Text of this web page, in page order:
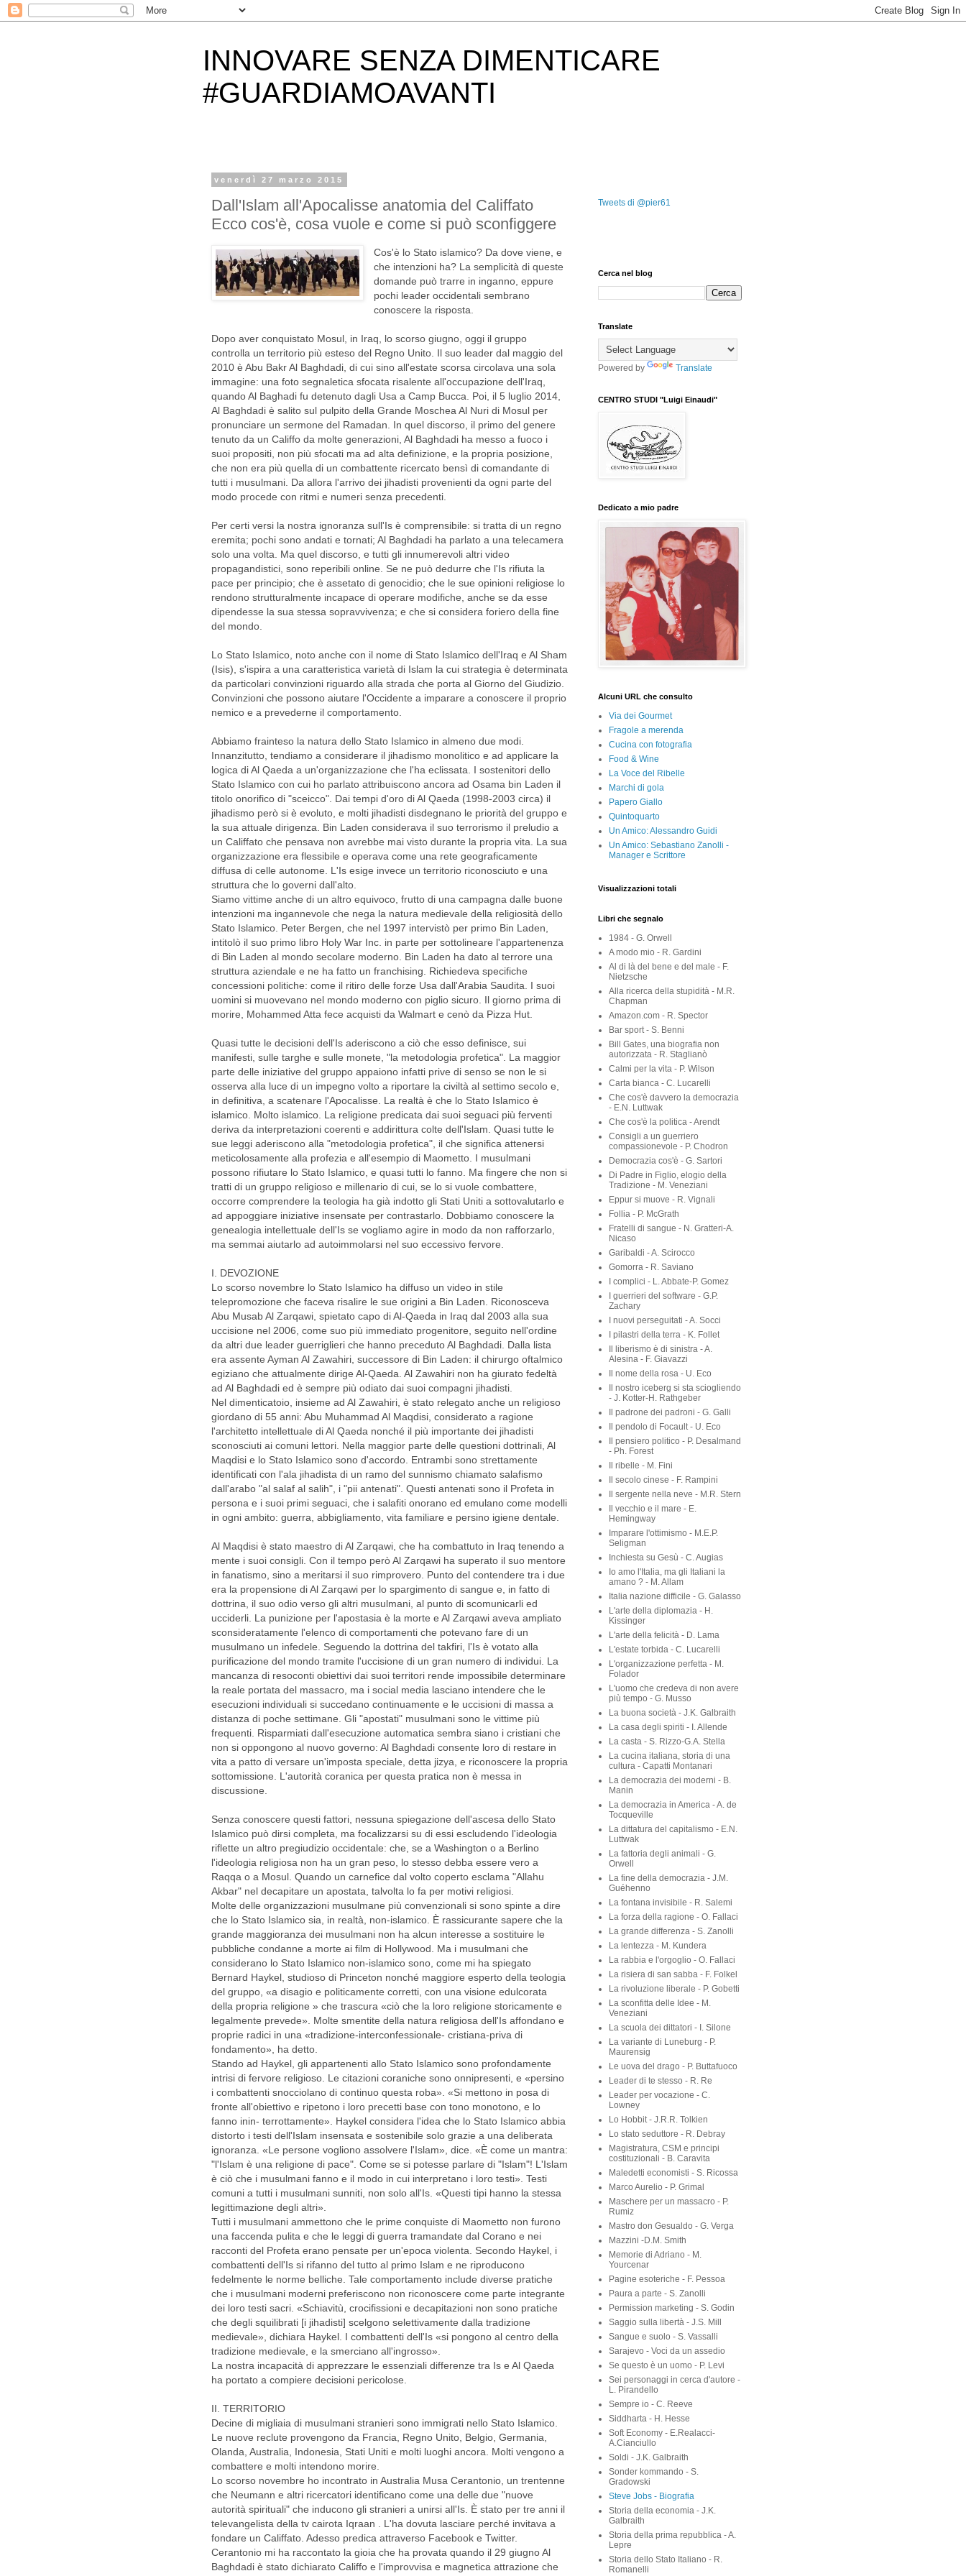
INNOVARE SENZA DIMENTICARE
#GUARDIAMOAVANTI
venerdì 27 marzo 2015
Dall'Islam all'Apocalisse anatomia del Califfato
Ecco cos'è, cosa vuole e come si può sconfiggere
Cos'è lo Stato islamico? Da dove viene, e
che intenzioni ha? La semplicità di queste
domande può trarre in inganno, eppure
pochi leader occidentali sembrano
conoscere la risposta.
Dopo aver conquistato Mosul, in Iraq, lo scorso giugno, oggi il gruppo
controlla un territorio più esteso del Regno Unito. Il suo leader dal maggio del
2010 è Abu Bakr Al Baghdadi, di cui sino all'estate scorsa circolava una sola
immagine: una foto segnaletica sfocata risalente all'occupazione dell'Iraq,
quando Al Baghadi fu detenuto dagli Usa a Camp Bucca. Poi, il 5 luglio 2014,
Al Baghdadi è salito sul pulpito della Grande Moschea Al Nuri di Mosul per
pronunciare un sermone del Ramadan. In quel discorso, il primo del genere
tenuto da un Califfo da molte generazioni, Al Baghdadi ha messo a fuoco i
suoi propositi, non più sfocati ma ad alta definizione, e la propria posizione,
che non era più quella di un combattente ricercato bensì di comandante di
tutti i musulmani. Da allora l'arrivo dei jihadisti provenienti da ogni parte del
modo procede con ritmi e numeri senza precedenti.
Per certi versi la nostra ignoranza sull'Is è comprensibile: si tratta di un regno
eremita; pochi sono andati e tornati; Al Baghdadi ha parlato a una telecamera
solo una volta. Ma quel discorso, e tutti gli innumerevoli altri video
propagandistici, sono reperibili online. Se ne può dedurre che l'Is rifiuta la
pace per principio; che è assetato di genocidio; che le sue opinioni religiose lo
rendono strutturalmente incapace di operare modifiche, anche se da esse
dipendesse la sua stessa sopravvivenza; e che si considera foriero della fine
del mondo.
Lo Stato Islamico, noto anche con il nome di Stato Islamico dell'Iraq e Al Sham
(Isis), s'ispira a una caratteristica varietà di Islam la cui strategia è determinata
da particolari convinzioni riguardo alla strada che porta al Giorno del Giudizio.
Convinzioni che possono aiutare l'Occidente a imparare a conoscere il proprio
nemico e a prevederne il comportamento.
Abbiamo frainteso la natura dello Stato Islamico in almeno due modi.
Innanzitutto, tendiamo a considerare il jihadismo monolitico e ad applicare la
logica di Al Qaeda a un'organizzazione che l'ha eclissata. I sostenitori dello
Stato Islamico con cui ho parlato attribuiscono ancora ad Osama bin Laden il
titolo onorifico di "sceicco". Dai tempi d'oro di Al Qaeda (1998-2003 circa) il
jihadismo però si è evoluto, e molti jihadisti disdegnano le priorità del gruppo e
la sua attuale dirigenza. Bin Laden considerava il suo terrorismo il preludio a
un Califfato che pensava non avrebbe mai visto durante la propria vita. La sua
organizzazione era flessibile e operava come una rete geograficamente
diffusa di celle autonome. L'Is esige invece un territorio riconosciuto e una
struttura che lo governi dall'alto.
Siamo vittime anche di un altro equivoco, frutto di una campagna dalle buone
intenzioni ma ingannevole che nega la natura medievale della religiosità dello
Stato Islamico. Peter Bergen, che nel 1997 intervistò per primo Bin Laden,
intitolò il suo primo libro Holy War Inc. in parte per sottolineare l'appartenenza
di Bin Laden al mondo secolare moderno. Bin Laden ha dato al terrore una
struttura aziendale e ne ha fatto un franchising. Richiedeva specifiche
concessioni politiche: come il ritiro delle forze Usa dall'Arabia Saudita. I suoi
uomini si muovevano nel mondo moderno con piglio sicuro. Il giorno prima di
morire, Mohammed Atta fece acquisti da Walmart e cenò da Pizza Hut.
Quasi tutte le decisioni dell'Is aderiscono a ciò che esso definisce, sui
manifesti, sulle targhe e sulle monete, "la metodologia profetica". La maggior
parte delle iniziative del gruppo appaiono infatti prive di senso se non le si
osserva alla luce di un impegno volto a riportare la civiltà al settimo secolo e,
in definitiva, a scatenare l'Apocalisse. La realtà è che lo Stato Islamico è
islamico. Molto islamico. La religione predicata dai suoi seguaci più ferventi
deriva da interpretazioni coerenti e addirittura colte dell'Islam. Quasi tutte le
sue leggi aderiscono alla "metodologia profetica", il che significa attenersi
meticolosamente alla profezia e all'esempio di Maometto. I musulmani
possono rifiutare lo Stato Islamico, e quasi tutti lo fanno. Ma fingere che non si
tratti di un gruppo religioso e millenario di cui, se lo si vuole combattere,
occorre comprendere la teologia ha già indotto gli Stati Uniti a sottovalutarlo e
ad appoggiare iniziative insensate per contrastarlo. Dobbiamo conoscere la
genealogia intellettuale dell'Is se vogliamo agire in modo da non rafforzarlo,
ma semmai aiutarlo ad autoimmolarsi nel suo eccessivo fervore.
I. DEVOZIONE
Lo scorso novembre lo Stato Islamico ha diffuso un video in stile
telepromozione che faceva risalire le sue origini a Bin Laden. Riconosceva
Abu Musab Al Zarqawi, spietato capo di Al-Qaeda in Iraq dal 2003 alla sua
uccisione nel 2006, come suo più immediato progenitore, seguito nell'ordine
da altri due leader guerriglieri che hanno preceduto Al Baghdadi. Dalla lista
era assente Ayman Al Zawahiri, successore di Bin Laden: il chirurgo oftalmico
egiziano che attualmente dirige Al-Qaeda. Al Zawahiri non ha giurato fedeltà
ad Al Baghdadi ed è sempre più odiato dai suoi compagni jihadisti.
Nel dimenticatoio, insieme ad Al Zawahiri, è stato relegato anche un religioso
giordano di 55 anni: Abu Muhammad Al Maqdisi, considerato a ragione
l'architetto intellettuale di Al Qaeda nonché il più importante dei jihadisti
sconosciuti ai comuni lettori. Nella maggior parte delle questioni dottrinali, Al
Maqdisi e lo Stato Islamico sono d'accordo. Entrambi sono strettamente
identificati con l'ala jihadista di un ramo del sunnismo chiamato salafismo
dall'arabo "al salaf al salih", i "pii antenati". Questi antenati sono il Profeta in
persona e i suoi primi seguaci, che i salafiti onorano ed emulano come modelli
in ogni ambito: guerra, abbigliamento, vita familiare e persino igiene dentale.
Al Maqdisi è stato maestro di Al Zarqawi, che ha combattuto in Iraq tenendo a
mente i suoi consigli. Con il tempo però Al Zarqawi ha superato il suo mentore
in fanatismo, sino a meritarsi il suo rimprovero. Punto del contendere tra i due
era la propensione di Al Zarqawi per lo spargimento di sangue e, in fatto di
dottrina, il suo odio verso gli altri musulmani, al punto di scomunicarli ed
ucciderli. La punizione per l'apostasia è la morte e Al Zarqawi aveva ampliato
sconsideratamente l'elenco di comportamenti che potevano fare di un
musulmano un infedele. Seguendo la dottrina del takfiri, l'Is è votato alla
purificazione del mondo tramite l'uccisione di un gran numero di individui. La
mancanza di resoconti obiettivi dai suoi territori rende impossibile determinare
la reale portata del massacro, ma i social media lasciano intendere che le
esecuzioni individuali si succedano continuamente e le uccisioni di massa a
distanza di poche settimane. Gli "apostati" musulmani sono le vittime più
frequenti. Risparmiati dall'esecuzione automatica sembra siano i cristiani che
non si oppongono al nuovo governo: Al Baghdadi consente loro di restare in
vita a patto di versare un'imposta speciale, detta jizya, e riconoscere la propria
sottomissione. L'autorità coranica per questa pratica non è messa in
discussione.
Senza conoscere questi fattori, nessuna spiegazione dell'ascesa dello Stato
Islamico può dirsi completa, ma focalizzarsi su di essi escludendo l'ideologia
riflette un altro pregiudizio occidentale: che, se a Washington o a Berlino
l'ideologia religiosa non ha un gran peso, lo stesso debba essere vero a
Raqqa o a Mosul. Quando un carnefice dal volto coperto esclama "Allahu
Akbar" nel decapitare un apostata, talvolta lo fa per motivi religiosi.
Molte delle organizzazioni musulmane più convenzionali si sono spinte a dire
che lo Stato Islamico sia, in realtà, non-islamico. È rassicurante sapere che la
grande maggioranza dei musulmani non ha alcun interesse a sostituire le
pubbliche condanne a morte ai film di Hollywood. Ma i musulmani che
considerano lo Stato Islamico non-islamico sono, come mi ha spiegato
Bernard Haykel, studioso di Princeton nonché maggiore esperto della teologia
del gruppo, «a disagio e politicamente corretti, con una visione edulcorata
della propria religione » che trascura «ciò che la loro religione storicamente e
legalmente prevede». Molte smentite della natura religiosa dell'Is affondano e
proprie radici in una «tradizione-interconfessionale- cristiana-priva di
fondamento», ha detto.
Stando ad Haykel, gli appartenenti allo Stato Islamico sono profondamente
intrisi di fervore religioso. Le citazioni coraniche sono onnipresenti, e «persino
i combattenti snocciolano di continuo questa roba». «Si mettono in posa di
fronte all'obiettivo e ripetono i loro precetti base con tono monotono, e lo
fanno inin- terrottamente». Haykel considera l'idea che lo Stato Islamico abbia
distorto i testi dell'Islam insensata e sostenibile solo grazie a una deliberata
ignoranza. «Le persone vogliono assolvere l'Islam», dice. «È come un mantra:
"l'Islam è una religione di pace". Come se si potesse parlare di "Islam"! L'Islam
è ciò che i musulmani fanno e il modo in cui interpretano i loro testi». Testi
comuni a tutti i musulmani sunniti, non solo all'Is. «Questi tipi hanno la stessa
legittimazione degli altri».
Tutti i musulmani ammettono che le prime conquiste di Maometto non furono
una faccenda pulita e che le leggi di guerra tramandate dal Corano e nei
racconti del Profeta erano pensate per un'epoca violenta. Secondo Haykel, i
combattenti dell'Is si rifanno del tutto al primo Islam e ne riproducono
fedelmente le norme belliche. Tale comportamento include diverse pratiche
che i musulmani moderni preferiscono non riconoscere come parte integrante
dei loro testi sacri. «Schiavitù, crocifissioni e decapitazioni non sono pratiche
che degli squilibrati [i jihadisti] scelgono selettivamente dalla tradizione
medievale», dichiara Haykel. I combattenti dell'Is «si pongono al centro della
tradizione medievale, e la smerciano all'ingrosso».
La nostra incapacità di apprezzare le essenziali differenze tra Is e Al Qaeda
ha portato a compiere decisioni pericolose.
II. TERRITORIO
Decine di migliaia di musulmani stranieri sono immigrati nello Stato Islamico.
Le nuove reclute provengono da Francia, Regno Unito, Belgio, Germania,
Olanda, Australia, Indonesia, Stati Uniti e molti luoghi ancora. Molti vengono a
combattere e molti intendono morire.
Lo scorso novembre ho incontrato in Australia Musa Cerantonio, un trentenne
che Neumann e altri ricercatori identificano come una delle due "nuove
autorità spirituali" che inducono gli stranieri a unirsi all'Is. È stato per tre anni il
televangelista della tv cairota Iqraan . L'ha dovuta lasciare perché invitava a
fondare un Califfato. Adesso predica attraverso Facebook e Twitter.
Cerantonio mi ha raccontato la gioia che ha provata quando il 29 giugno Al
Baghdadi è stato dichiarato Califfo e l'improvvisa e magnetica attrazione che
Tweets di @pier61
Cerca nel blog
Translate
Powered by Translate
CENTRO STUDI "Luigi Einaudi"
Dedicato a mio padre
Alcuni URL che consulto
Via dei Gourmet
Fragole a merenda
Cucina con fotografia
Food & Wine
La Voce del Ribelle
Marchi di gola
Papero Giallo
Quintoquarto
Un Amico: Alessandro Guidi
Un Amico: Sebastiano Zanolli -
Manager e Scrittore
Visualizzazioni totali
Libri che segnalo
1984 - G. Orwell
A modo mio - R. Gardini
Al di là del bene e del male - F.
Nietzsche
Alla ricerca della stupidità - M.R.
Chapman
Amazon.com - R. Spector
Bar sport - S. Benni
Bill Gates, una biografia non
autorizzata - R. Staglianò
Calmi per la vita - P. Wilson
Carta bianca - C. Lucarelli
Che cos'è davvero la democrazia
- E.N. Luttwak
Che cos'è la politica - Arendt
Consigli a un guerriero
compassionevole - P. Chodron
Democrazia cos'è - G. Sartori
Di Padre in Figlio, elogio della
Tradizione - M. Veneziani
Eppur si muove - R. Vignali
Follia - P. McGrath
Fratelli di sangue - N. Gratteri-A.
Nicaso
Garibaldi - A. Scirocco
Gomorra - R. Saviano
I complici - L. Abbate-P. Gomez
I guerrieri del software - G.P.
Zachary
I nuovi perseguitati - A. Socci
I pilastri della terra - K. Follet
Il liberismo è di sinistra - A.
Alesina - F. Giavazzi
Il nome della rosa - U. Eco
Il nostro iceberg si sta sciogliendo
- J. Kotter-H. Rathgeber
Il padrone dei padroni - G. Galli
Il pendolo di Focault - U. Eco
Il pensiero politico - P. Desalmand
- Ph. Forest
Il ribelle - M. Fini
Il secolo cinese - F. Rampini
Il sergente nella neve - M.R. Stern
Il vecchio e il mare - E.
Hemingway
Imparare l'ottimismo - M.E.P.
Seligman
Inchiesta su Gesù - C. Augias
Io amo l'Italia, ma gli Italiani la
amano ? - M. Allam
Italia nazione difficile - G. Galasso
L'arte della diplomazia - H.
Kissinger
L'arte della felicità - D. Lama
L'estate torbida - C. Lucarelli
L'organizzazione perfetta - M.
Folador
L'uomo che credeva di non avere
più tempo - G. Musso
La buona società - J.K. Galbraith
La casa degli spiriti - I. Allende
La casta - S. Rizzo-G.A. Stella
La cucina italiana, storia di una
cultura - Capatti Montanari
La democrazia dei moderni - B.
Manin
La democrazia in America - A. de
Tocqueville
La dittatura del capitalismo - E.N.
Luttwak
La fattoria degli animali - G.
Orwell
La fine della democrazia - J.M.
Guéhenno
La fontana invisibile - R. Salemi
La forza della ragione - O. Fallaci
La grande differenza - S. Zanolli
La lentezza - M. Kundera
La rabbia e l'orgoglio - O. Fallaci
La risiera di san sabba - F. Folkel
La rivoluzione liberale - P. Gobetti
La sconfitta delle Idee - M.
Veneziani
La scuola dei dittatori - I. Silone
La variante di Luneburg - P.
Maurensig
Le uova del drago - P. Buttafuoco
Leader di te stesso - R. Re
Leader per vocazione - C.
Lowney
Lo Hobbit - J.R.R. Tolkien
Lo stato seduttore - R. Debray
Magistratura, CSM e principi
costituzionali - B. Caravita
Maledetti economisti - S. Ricossa
Marco Aurelio - P. Grimal
Maschere per un massacro - P.
Rumiz
Mastro don Gesualdo - G. Verga
Mazzini -D.M. Smith
Memorie di Adriano - M.
Yourcenar
Pagine esoteriche - F. Pessoa
Paura a parte - S. Zanolli
Permission marketing - S. Godin
Saggio sulla libertà - J.S. Mill
Sangue e suolo - S. Vassalli
Sarajevo - Voci da un assedio
Se questo è un uomo - P. Levi
Sei personaggi in cerca d'autore -
L. Pirandello
Sempre io - C. Reeve
Siddharta - H. Hesse
Soft Economy - E.Realacci-
A.Cianciullo
Soldi - J.K. Galbraith
Sonder kommando - S.
Gradowski
Steve Jobs - Biografia
Storia della economia - J.K.
Galbraith
Storia della prima repubblica - A.
Lepre
Storia dello Stato Italiano - R.
Romanelli